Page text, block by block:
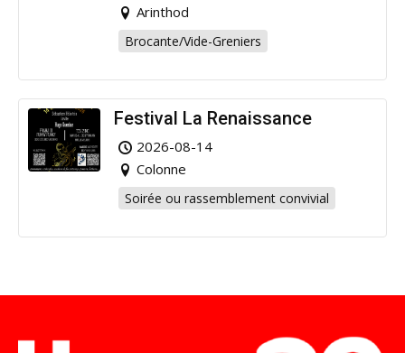
Arinthod
Brocante/Vide-Greniers
Festival La Renaissance
2026-08-14
Colonne
Soirée ou rassemblement convivial